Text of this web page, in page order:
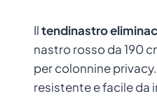
Iltendinastro
nastro rosso da 190
per colonnine
resistente e facile da